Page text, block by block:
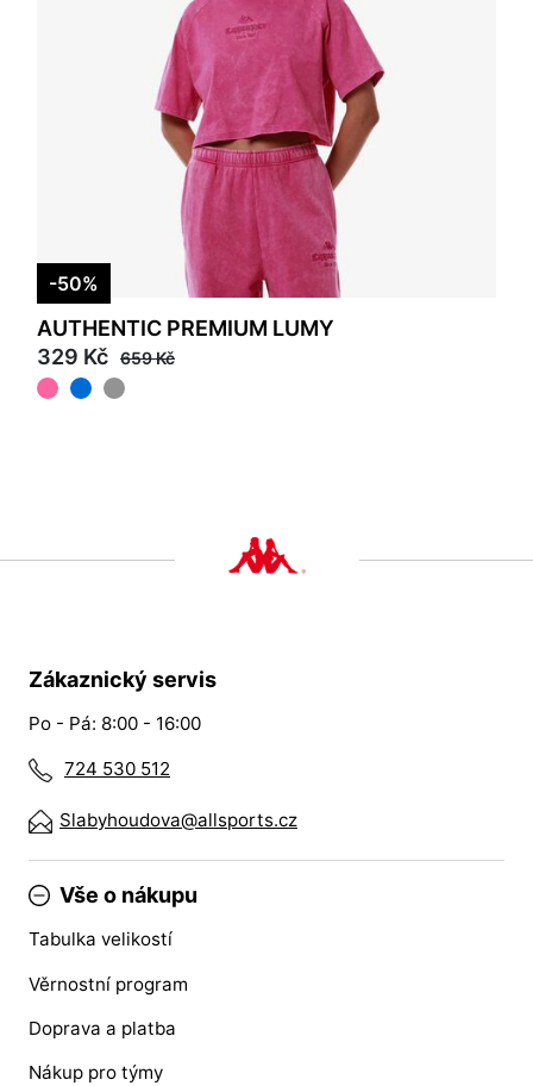
-50%
AUTHENTIC PREMIUM LUMY
329 Kč 659 Kč
Zákaznický servis
Po - Pá: 8:00 - 16:00
724 530 512
Slabyhoudova@allsports.cz
Vše o nákupu
Tabulka velikostí
Věrnostní program
Doprava a platba
Nákup pro týmy